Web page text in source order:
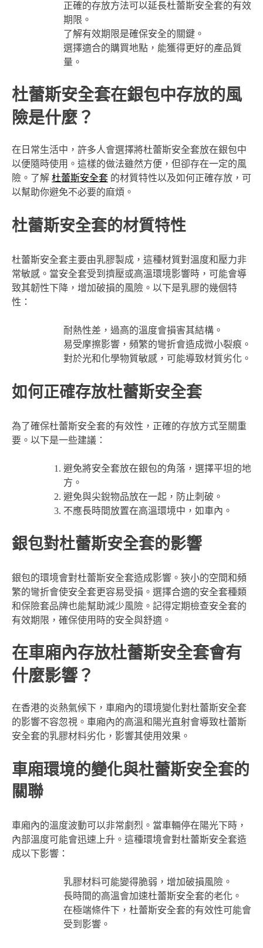
正確的存放方法可以延長杜蕾斯安全套的有效
期限。
了解有效期限是確保安全的關鍵。
選擇適合的購買地點，能獲得更好的產品質
量。
杜蕾斯安全套在銀包中存放的風
險是什麼？
在日常生活中，許多人會選擇將杜蕾斯安全套放在銀包中
以便隨時使用。這樣的做法雖然方便，但卻存在一定的風
險。了解 杜蕾斯安全套 的材質特性以及如何正確存放，可
以幫助你避免不必要的麻煩。
杜蕾斯安全套的材質特性
杜蕾斯安全套主要由乳膠製成，這種材質對溫度和壓力非
常敏感。當安全套受到擠壓或高溫環境影響時，可能會導
致其韌性下降，增加破損的風險。以下是乳膠的幾個特
性：
耐熱性差，過高的溫度會損害其結構。
易受摩擦影響，頻繁的彎折會造成微小裂痕。
對於光和化學物質敏感，可能導致材質劣化。
如何正確存放杜蕾斯安全套
為了確保杜蕾斯安全套的有效性，正確的存放方式至關重
要。以下是一些建議：
避免將安全套放在銀包的角落，選擇平坦的地
方。
避免與尖銳物品放在一起，防止刺破。
不應長時間放置在高溫環境中，如車內。
銀包對杜蕾斯安全套的影響
銀包的環境會對杜蕾斯安全套造成影響。狹小的空間和頻
繁的彎折會使安全套更容易受損。選擇合適的安全套種類
和保險套品牌也能幫助減少風險。記得定期檢查安全套的
有效期限，確保使用時的安全與舒適。
在車廂內存放杜蕾斯安全套會有
什麼影響？
在香港的炎熱氣候下，車廂內的環境變化對杜蕾斯安全套
的影響不容忽視。車廂內的高溫和陽光直射會導致杜蕾斯
安全套的乳膠材料劣化，影響其使用效果。
車廂環境的變化與杜蕾斯安全套的
關聯
車廂內的溫度波動可以非常劇烈。當車輛停在陽光下時，
內部溫度可能會迅速上升。這種環境會對杜蕾斯安全套造
成以下影響：
乳膠材料可能變得脆弱，增加破損風險。
長時間的高溫會加速杜蕾斯安全套的老化。
在極端條件下，杜蕾斯安全套的有效性可能會
受到影響。